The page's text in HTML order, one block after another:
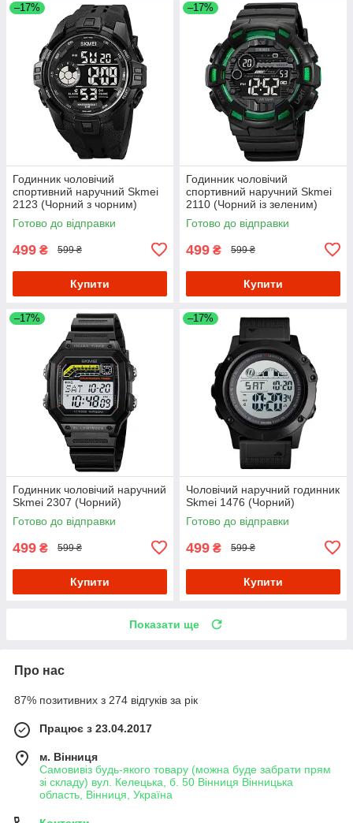
–17%
Годинник чоловічий
спортивний наручний Skmei
2123 (Чорний з чорним)
Готово до відправки
499 ₴ 599 ₴
Купити
–17%
Годинник чоловічий
спортивний наручний Skmei
2110 (Чорний із зеленим)
Готово до відправки
499 ₴ 599 ₴
Купити
–17%
Годинник чоловічий наручний
Skmei 2307 (Чорний)
Готово до відправки
499 ₴ 599 ₴
Купити
–17%
Чоловічий наручний годинник
Skmei 1476 (Чорний)
Готово до відправки
499 ₴ 599 ₴
Купити
Показати ще
Про нас
87% позитивних з 274 відгуків за рік
Працює з 23.04.2017
м. Вінниця
Самовивіз будь-якого товару (можна буде забрати прям
зі складу) вул. Келецька, б. 50 Вінниця Вінницька
область, Вінниця, Україна